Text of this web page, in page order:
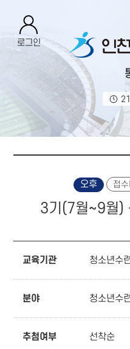
로그인
오후 접
3기(7월~9월)
교육기관 청소년수
분야 청소년수
추첨여부 선착순